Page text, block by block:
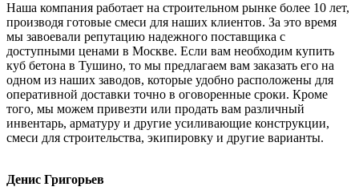
Наша компания работает на строительном рынке более 10 лет,
производя готовые смеси для наших клиентов. За это время
мы завоевали репутацию надежного поставщика с
доступными ценами в Москве. Если вам необходим купить
куб бетона в Тушино, то мы предлагаем вам заказать его на
одном из наших заводов, которые удобно расположены для
оперативной доставки точно в оговоренные сроки. Кроме
того, мы можем привезти или продать вам различный
инвентарь, арматуру и другие усиливающие конструкции,
смеси для строительства, экипировку и другие варианты.
Денис Григорьев